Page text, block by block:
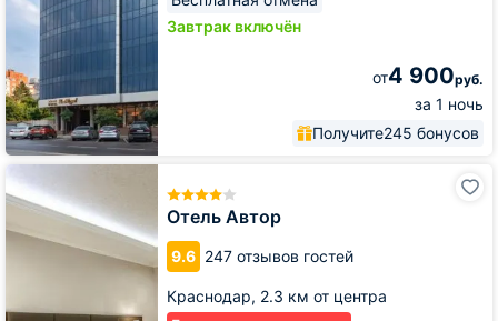
Завтрак включён
от4 900руб.
за 1 ночь
Получите245 бонусов
Отель Автор
9.6 247 отзывов гостей
Краснодар, 2.3 км от центра
Автор